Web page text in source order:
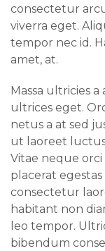
consectetur
viverra eget.
tempor nec id.
amet, at.
Massa ultricies
ultrices eget.
netus a at sed
ut laoreet
Vitae neque
placerat
consectetur
habitant non
leo tempor.
bibendum